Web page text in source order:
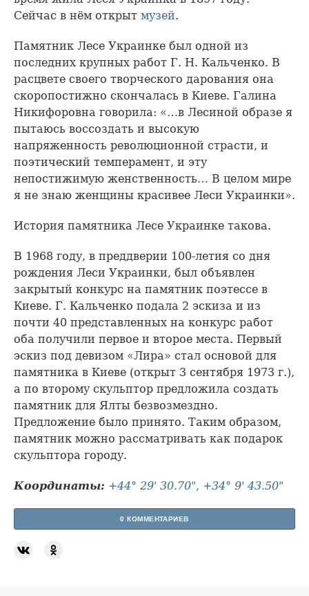
Сейчас в нём открыт музей.
Памятник Лесе Украинке был одной из
последних крупных работ Г. Н. Кальченко. В
расцвете своего творческого дарования она
скоропостижно скончалась в Киеве. Галина
Никифоровна говорила: «…в Лесиной образе я
пытаюсь воссоздать и высокую
напряженность революционной страсти, и
поэтический темперамент, и эту
непостижимую женственность… В целом мире
я не знаю женщины красивее Леси Украинки».
История памятника Лесе Украинке такова.
В 1968 году, в преддверии 100-летия со дня
рождения Леси Украинки, был объявлен
закрытый конкурс на памятник поэтессе в
Киеве. Г. Кальченко подала 2 эскиза и из
почти 40 представленных на конкурс работ
оба получили первое и второе места. Первый
эскиз под девизом «Лира» стал основой для
памятника в Киеве (открыт 3 сентября 1973 г.),
а по второму скульптор предложила создать
памятник для Ялты безвозмездно.
Предложение было принято. Таким образом,
памятник можно рассматривать как подарок
скульптора городу.
Координаты: +44° 29' 30.70", +34° 9' 43.50"
0 КОММЕНТАРИЕВ